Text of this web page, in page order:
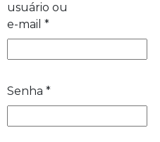
usuário ou
e-mail *
Senha *